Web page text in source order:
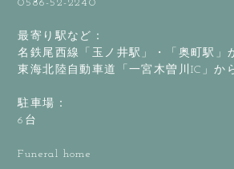
0586-52-2240
最寄り駅など：
名鉄尾西線「玉ノ井駅」・「奥町駅」
東海北陸自動車道「一宮木曽川IC」か
駐車場：
6台
Funeral home